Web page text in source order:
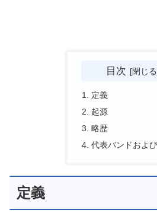
目次
定義
起源
略歴
代表バンドおよ
定義